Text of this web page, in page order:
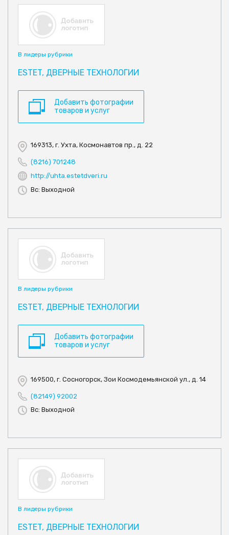
В лидеры рубрики
ESTET, ДВЕРНЫЕ ТЕХНОЛОГИИ
Добавить фотографии
товаров и услуг
169313, г. Ухта, Космонавтов пр., д. 22
(8216) 701248
http://uhta.estetdveri.ru
Вс: Выходной
В лидеры рубрики
ESTET, ДВЕРНЫЕ ТЕХНОЛОГИИ
Добавить фотографии
товаров и услуг
169500, г. Сосногорск, Зои Космодемьянской ул., д. 14
(82149) 92002
Вс: Выходной
В лидеры рубрики
ESTET, ДВЕРНЫЕ ТЕХНОЛОГИИ